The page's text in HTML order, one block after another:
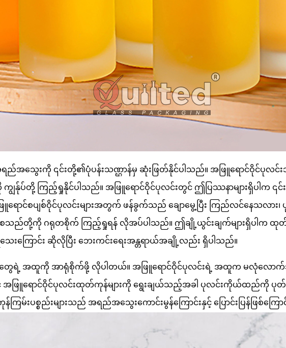
ရည်အသွေးကို ၎င်းတို့၏ပုံပန်းသဏ္ဌာန်မှ ဆုံးဖြတ်နိုင်ပါသည်။ အဖြူရောင်ဝိုင်ပုလင်းသ
န်ုပ်တို့ ကြည့်ရှုနိုင်ပါသည်။ အဖြူရောင်ဝိုင်ပုလင်းတွင် ဤပြဿနာများရှိပါက
ာင်စပျစ်ဝိုင်ပုလင်းများအတွက် ဖန်ခွက်သည် ချောမွေ့ပြီး ကြည်လင်နေသလား၊
ရှိမရှိ စသည်တို့ကို ဂရုတစိုက် ကြည့်ရှုရန် လိုအပ်ပါသည်။ ဤချို့ယွင်းချက်များရှိပါက
သေးကြောင်း ဆိုလိုပြီး ဘေးကင်းရေးအန္တရာယ်အချို့လည်း ရှိပါသည်။
တွေရဲ့ အထူကို အာရုံစိုက်ဖို့ လိုပါတယ်။ အဖြူရောင်ဝိုင်ပုလင်းရဲ့ အထူက မလုံလော
အဖြူရောင်ဝိုင်ပုလင်းထုတ်ကုန်များကို ရွေးချယ်သည့်အခါ ပုလင်းကိုယ်ထည်ကို ပု
းပစ္စည်းများသည် အရည်အသွေးကောင်းမွန်ကြောင်းနှင့် ပြောင်းပြန်ဖြစ်ကြော